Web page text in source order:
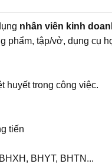
nhân viên kinh
phẩm, tập/vở, dụng cụ
huyết trong công việc.
tiến
BHYT, BHTN...